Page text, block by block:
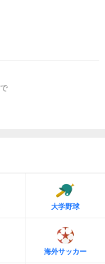
大学野球
海外サッカー